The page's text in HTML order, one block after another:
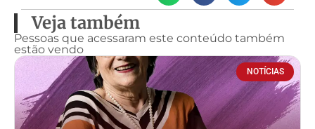
Veja também
Pessoas que acessaram este conteúdo também
estão vendo
NOTÍCIAS